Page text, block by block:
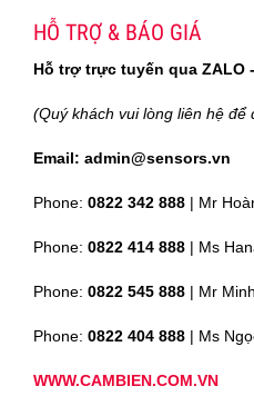
HỖ TRỢ & BÁO GIÁ
Hỗ trợ trực tuyến qua ZALO
(Quý khách vui lòng liên hệ để
Email: admin@sensors.vn
Phone: 0822 342 888 | Mr
Phone: 0822 414 888 | Ms
Phone: 0822 545 888 | Mr
Phone: 0822 404 888 | Ms
WWW.CAMBIEN.COM.VN